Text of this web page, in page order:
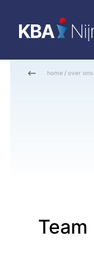
home /over ons
Team